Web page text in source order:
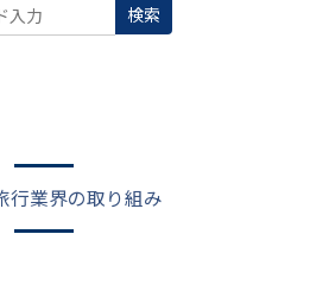
検索
行業界の取り組み